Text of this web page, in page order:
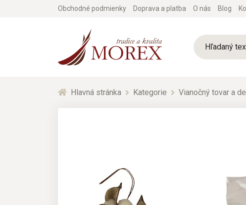
Obchodné podmienky Doprava a platba O nás Blog
Hlavná stránka Kategorie Vianočný tovar a